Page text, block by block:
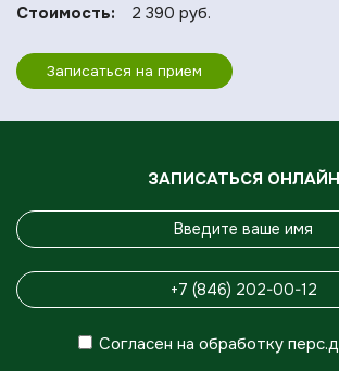
Стоимость: 2 390 руб.
Записаться на прием
ЗАПИСАТЬСЯ ОНЛАЙН
Согласен на обработку